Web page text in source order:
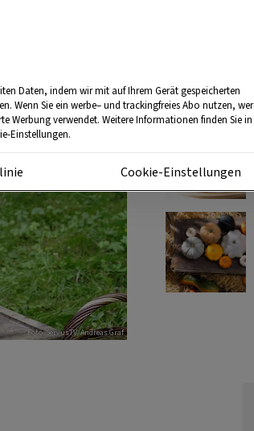
Foto: ServusTV/Andreas Graf
Daten, indem wir mit auf Ihrem Gerät gespeicherten
Wenn Sie ein werbe– und trackingfreies Abo nutzen,
Werbung verwendet. Weitere Informationen finden Sie
Einstellungen.
Cookie-Einstellungen